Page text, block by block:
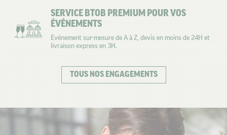
TOUS NOS ENGAGEMENTS
SERVICE BTOB PREMIUM POUR VOS
ÉVÉNEMENTS
Événement sur-mesure de A à Z, devis en moins de 24H et
livraison express en 3H.